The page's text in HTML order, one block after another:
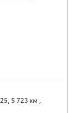
5 723 км ,